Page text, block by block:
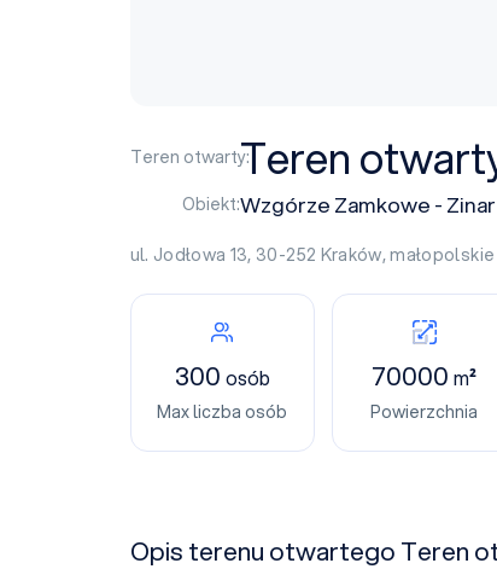
Teren otwarty:Teren
Obiekt:Wzgórze Zamkowe -
ul. Jodłowa 13, 30-252 Kraków,małopolskie
300 osób
Max liczba osób
70000m²
Powierzchnia
Opis terenu otwartego Teren